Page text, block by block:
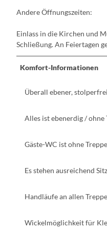
Andere Öffnungszeiten:
Einlass in die Kirchen und
Schließung. An Feiertagen
Komfort-Informationen
Überall ebener,
Alles ist ebenerdig /
Gäste-WC ist ohne
Es stehen ausreichend
Handläufe an allen
Wickelmöglichkeit für